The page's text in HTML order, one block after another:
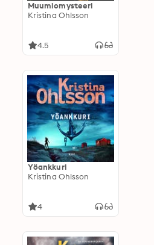
Muumiomysteeri
Kristina Ohlsson
4.5
Yöankkuri
Kristina Ohlsson
4